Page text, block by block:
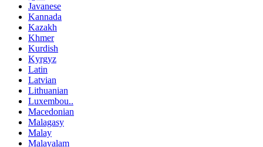
Javanese
Kannada
Kazakh
Khmer
Kurdish
Kyrgyz
Latin
Latvian
Lithuanian
Luxembou..
Macedonian
Malagasy
Malay
Malayalam